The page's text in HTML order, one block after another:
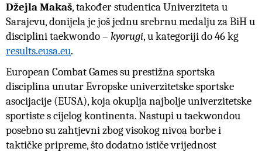
Džejla Makaš, također studentica Univerziteta u
Sarajevu, donijela je još jednusrebrnu medaljuza BiH u
disciplini taekwondo – kyorugi, u kategoriji do 46 kg
results.eusa.eu.
European Combat Games su prestižna sportska
disciplina unutar Evropske univerzitetske sportske
asocijacije (EUSA), koja okuplja najbolje univerzitetske
sportiste s cijelog kontinenta. Nastupi u taekwondou
posebno su zahtjevni zbog visokog nivoa borbe i
taktičke pripreme, što dodatno ističe vrijednost